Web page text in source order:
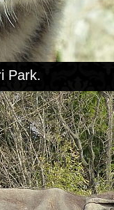
Park.